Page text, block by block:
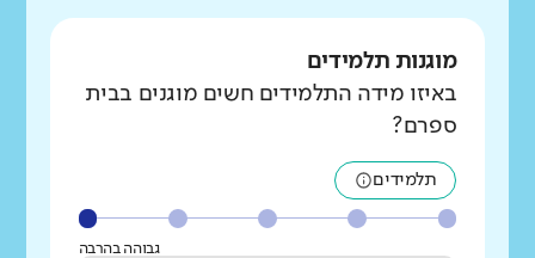
מוגנות תלמידים
באיזו מידה התלמידים חשים מוגנים בבית
ספרם?
תלמידים
גבוהה בהרבה